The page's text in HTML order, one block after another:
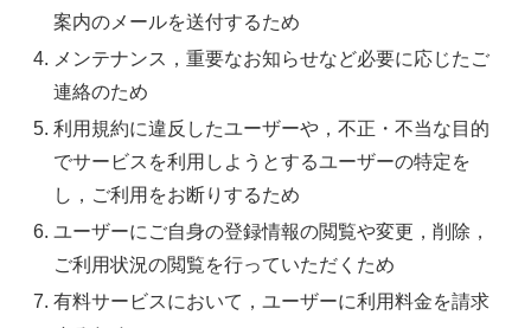
案内のメールを送付するため
メンテナンス，重要なお知らせなど必要に応じたご
連絡のため
利用規約に違反したユーザーや，不正・不当な目的
でサービスを利用しようとするユーザーの特定を
し，ご利用をお断りするため
ユーザーにご自身の登録情報の閲覧や変更，削除，
ご利用状況の閲覧を行っていただくため
有料サービスにおいて，ユーザーに利用料金を請求